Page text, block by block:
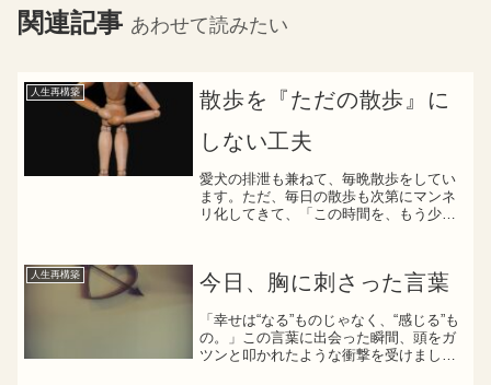
関連記事 あわせて読みたい
人生再構築
散歩を『ただの散歩』に
しない工夫
愛犬の排泄も兼ねて、毎晩散歩をしてい
ます。ただ、毎日の散歩も次第にマンネ
リ化してきて、「この時間を、もう少し
かとチャッピーに聞いてみ...
人生再構築 今日、胸に刺さった言葉
「幸せは“なる”ものじゃなく、“感じる”も
の。」この言葉に出会った瞬間、頭をガ
ツンと叩かれたような衝撃を受けまし